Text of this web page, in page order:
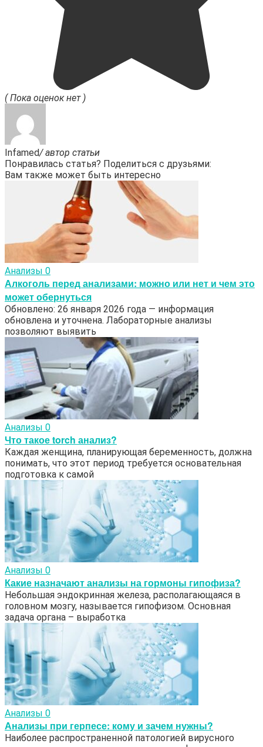
( Пока оценок нет )
Infamed/ автор статьи
Понравилась статья? Поделиться с друзьями:
Вам также может быть интересно
Анализы 0
Алкоголь перед анализами: можно или нет и чем это
может обернуться
Обновлено: 26 января 2026 года — информация
обновлена и уточнена. Лабораторные анализы
позволяют выявить
Анализы 0
Что такое torch анализ?
Каждая женщина, планирующая беременность, должна
понимать, что этот период требуется основательная
подготовка к самой
Анализы 0
Какие назначают анализы на гормоны гипофиза?
Небольшая эндокринная железа, располагающаяся в
головном мозгу, называется гипофизом. Основная
задача органа – выработка
Анализы 0
Анализы при герпесе: кому и зачем нужны?
Наиболее распространенной патологией вирусного